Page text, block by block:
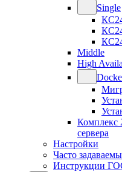
Single
Middle
High
Комплекс
сервера
Настройки
Часто
Инструкции